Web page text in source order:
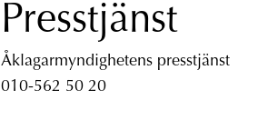
Presstjänst
Åklagarmyndighetens presstjänst
010-562 50 20